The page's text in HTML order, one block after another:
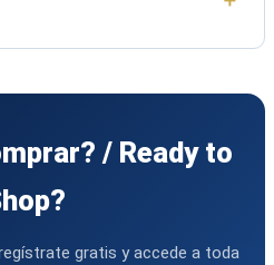
/ Ready to
gratis y accede a toda